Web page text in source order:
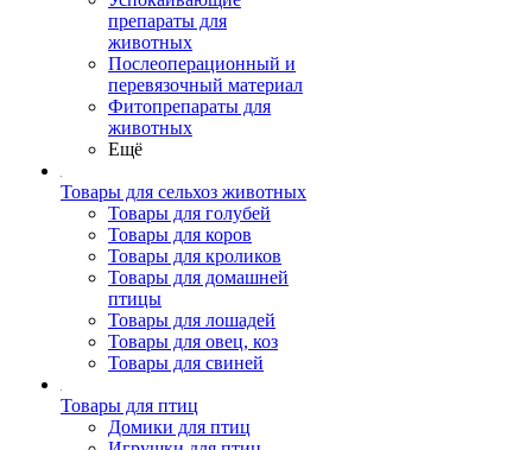
препараты для
животных
Послеоперационный и
перевязочный материал
Фитопрепараты для
животных
Ещё
Товары для сельхоз животных
Товары для голубей
Товары для коров
Товары для кроликов
Товары для домашней
птицы
Товары для лошадей
Товары для овец, коз
Товары для свиней
Товары для птиц
Домики для птиц